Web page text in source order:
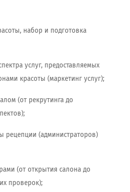
набор и подготовка
услуг, предоставляемых
красоты (маркетинг услуг);
(от рекрутинга до
рецепции (администраторов)
(от открытия салона до
проверок);